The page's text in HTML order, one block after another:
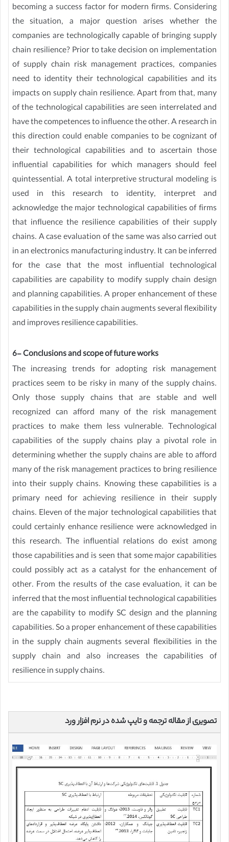
becoming a success factor for modern firms. Considering
the situation, a major question arises whether the
companies are technologically capable of bringing supply
chain resilience? Prior to take decision on implementation
of supply chain risk management practices, companies
need to identity their technological capabilities and its
impacts on supply chain resilience. Apart from that, many
of the technological capabilities are seen interrelated and
have the competences to influence the other. A research in
this direction could enable companies to be cognizant of
their technological capabilities and to ascertain those
influential capabilities for which managers should feel
quintessential. A total interpretive structural modeling is
used in this research to identity, interpret and
acknowledge the major technological capabilities of firms
that influence the resilience capabilities of their supply
chains. A case evaluation of the same was also carried out
in an electronics manufacturing industry. It can be inferred
for the case that the most influential technological
capabilities are capability to modify supply chain design
and planning capabilities. A proper enhancement of these
capabilities in the supply chain augments several flexibility
and improves resilience capabilities.
6- Conclusions and scope of future works
The increasing trends for adopting risk management
practices seem to be risky in many of the supply chains.
Only those supply chains that are stable and well
recognized can afford many of the risk management
practices to make them less vulnerable. Technological
capabilities of the supply chains play a pivotal role in
determining whether the supply chains are able to afford
many of the risk management practices to bring resilience
into their supply chains. Knowing these capabilities is a
primary need for achieving resilience in their supply
chains. Eleven of the major technological capabilities that
could certainly enhance resilience were acknowledged in
this research. The influential relations do exist among
those capabilities and is seen that some major capabilities
could possibly act as a catalyst for the enhancement of
other. From the results of the case evaluation, it can be
inferred that the most influential technological capabilities
are the capability to modify SC design and the planning
capabilities. So a proper enhancement of these capabilities
in the supply chain augments several flexibilities in the
supply chain and also increases the capabilities of
resilience in supply chains.
تصویری از مقاله ترجمه و تایپ شده در نرم افزار ورد